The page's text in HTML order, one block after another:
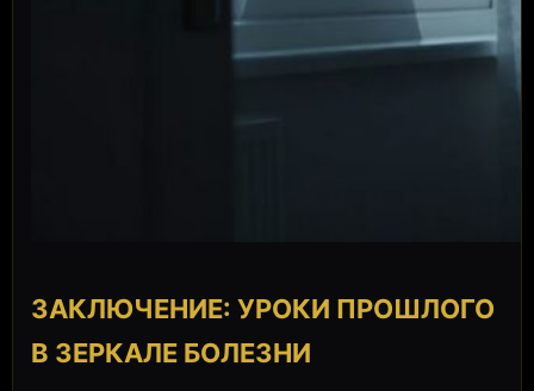
ЗАКЛЮЧЕНИЕ: УРОКИ ПРОШЛОГО
В ЗЕРКАЛЕ БОЛЕЗНИ